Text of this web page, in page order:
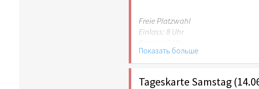
Freie Platzwahl
Einlass: 8 Uhr
Показать больше
Tageskarte Samstag